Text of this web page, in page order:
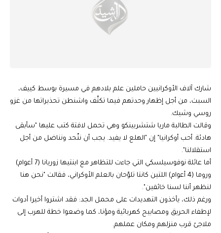
شارك آلاف الأوكرانيين حاملين علم بلادهم في مسيرة بوسط كييف،
السبت، من أجل إظهار وحدتهم فيما تكثّف واشنطن تحذيراتها من غزو
روسي وشيك.
وقالت الطالبة ماريا شتشربينكو وهي تحمل لافتة كتب عليها "سأبقى
هادئة. أحب أوكرانيا" إن "الهلع لا يفيد. يجب أن نتّحد ونناضل من أجل
استقلالنا".
أما عائلة نوفوسيلسكي التي جاءت للتظاهر مع ابنتيها زوريانا (7 أعوام)
وروما (4 أعوام) اللتين كانتا تلوّحان بالعلم الأوكراني، فقالت "نحن هنا
لنظهر أننا لسنا خائفين".
ورغم ذلك، يأخذون التهديدات على محمل الجد: فقد اشتروا أخيرا أدوات
لإطفاء الحريق ومصابيح كهربائية ومؤنا، كما وضعوا خطة للهرب إلى
ملاجئ قرب منزلهم ومكان عملهم.